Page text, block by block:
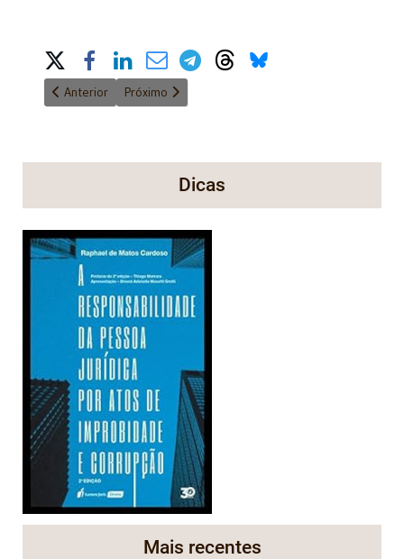
Share on Social Media
Artigo anterior: Título: O Regulamento no Direito Tributário
Anterior Próximo artigo: Título: Orçamentos Públicos e
Próximo
Dicas
Mais recentes